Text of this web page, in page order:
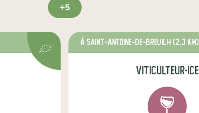
+5
à Saint-Antoine-de-Breuilh (2,3 km)
viticulteur·ice